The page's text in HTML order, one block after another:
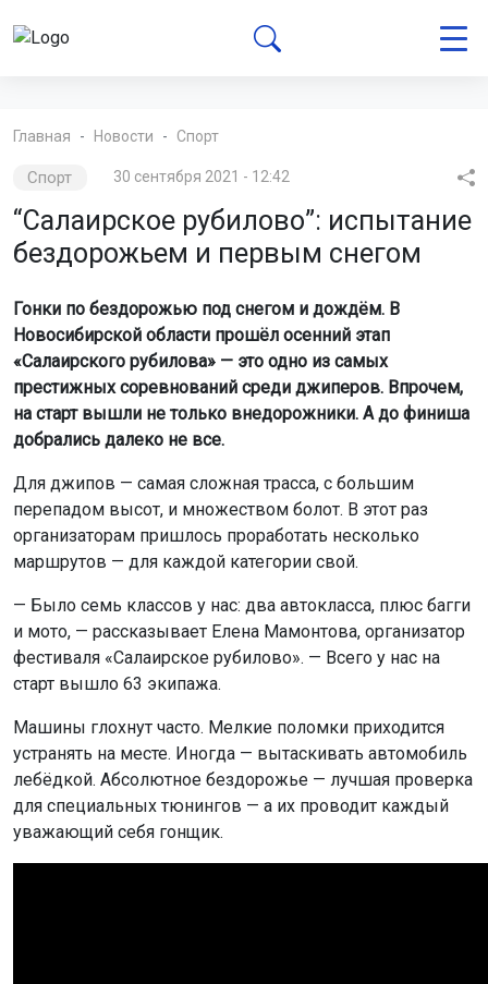
Главная Новости Спорт
Спорт 30 сентября 2021 - 12:42
“Салаирское рубилово”: испытание
бездорожьем и первым снегом
Гонки по бездорожью под снегом и дождём. В
Новосибирской области прошёл осенний этап
«Салаирского рубилова» — это одно из самых
престижных соревнований среди джиперов. Впрочем,
на старт вышли не только внедорожники. А до финиша
добрались далеко не все.
Для джипов — самая сложная трасса, с большим
перепадом высот, и множеством болот. В этот раз
организаторам пришлось проработать несколько
маршрутов — для каждой категории свой.
— Было семь классов у нас: два автокласса, плюс багги
и мото, — рассказывает Елена Мамонтова, организатор
фестиваля «Салаирское рубилово». — Всего у нас на
старт вышло 63 экипажа.
Машины глохнут часто. Мелкие поломки приходится
устранять на месте. Иногда — вытаскивать автомобиль
лебёдкой. Абсолютное бездорожье — лучшая проверка
для специальных тюнингов — а их проводит каждый
уважающий себя гонщик.